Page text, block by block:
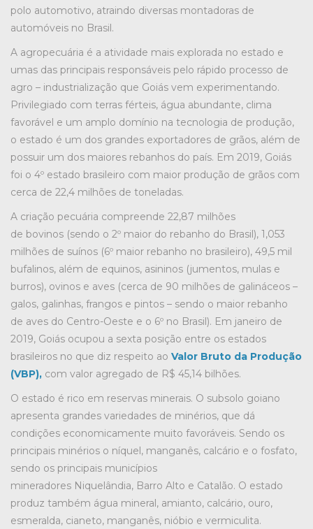
polo automotivo, atraindo diversas montadoras de
automóveis no Brasil.
A agropecuária é a atividade mais explorada no estado e
umas das principais responsáveis pelo rápido processo de
agro – industrialização que Goiás vem experimentando.
Privilegiado com terras férteis, água abundante, clima
favorável e um amplo domínio na tecnologia de produção,
o estado é um dos grandes exportadores de grãos, além de
possuir um dos maiores rebanhos do país. Em 2019, Goiás
foi o 4º estado brasileiro com maior produção de grãos com
cerca de 22,4 milhões de toneladas.
A criação pecuária compreende 22,87 milhões
de bovinos (sendo o 2º maior do rebanho do Brasil), 1,053
milhões de suínos (6º maior rebanho no brasileiro), 49,5 mil
bufalinos, além de equinos, asininos (jumentos, mulas e
burros), ovinos e aves (cerca de 90 milhões de galináceos –
galos, galinhas, frangos e pintos – sendo o maior rebanho
de aves do Centro-Oeste e o 6º no Brasil). Em janeiro de
2019, Goiás ocupou a sexta posição entre os estados
brasileiros no que diz respeito ao Valor Bruto da Produção
(VBP), com valor agregado de R$ 45,14 bilhões.
O estado é rico em reservas minerais. O subsolo goiano
apresenta grandes variedades de minérios, que dá
condições economicamente muito favoráveis. Sendo os
principais minérios o níquel, manganês, calcário e o fosfato,
sendo os principais municípios
mineradores Niquelândia, Barro Alto e Catalão. O estado
produz também água mineral, amianto, calcário, ouro,
esmeralda, cianeto, manganês, nióbio e vermiculita.